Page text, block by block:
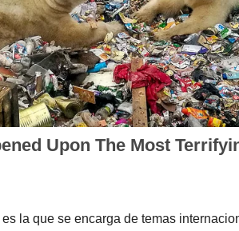
la que se encarga de temas